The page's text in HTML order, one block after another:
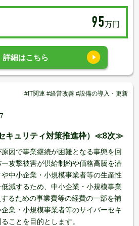
95万円
詳細はこちら
#IT関連 #経営改善 #設備の導入・更新
キュリティ対策推進枠）≪8次≫
因で事業継続が困難となる事態を回
攻撃被害が供給制約や価格高騰を潜
中小企業・小規模事業者等の生産性
減するため、中小企業・小規模事業
るための事業費等の経費の一部を補
業・小規模事業者等のサイバーセキ
ことを目的とします。